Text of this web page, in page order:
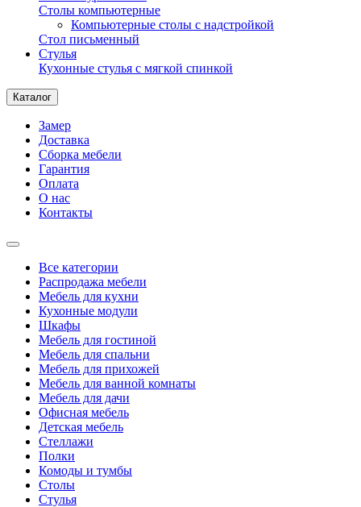
Столы компьютерные
Компьютерные столы с надстройкой
Стол письменный
Стулья
Кухонные стулья с мягкой спинкой
Каталог
Замер
Доставка
Сборка мебели
Гарантия
Оплата
О нас
Контакты
Все категории
Распродажа мебели
Мебель для кухни
Кухонные модули
Шкафы
Мебель для гостиной
Мебель для спальни
Мебель для прихожей
Мебель для ванной комнаты
Мебель для дачи
Офисная мебель
Детская мебель
Стеллажи
Полки
Комоды и тумбы
Столы
Стулья